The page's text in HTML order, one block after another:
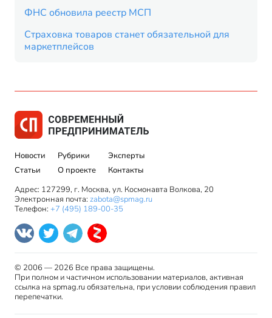
ФНС обновила реестр МСП
Страховка товаров станет обязательной для
маркетплейсов
Новости
Статьи
Рубрики
О проекте
Эксперты
Контакты
Адрес: 127299, г. Москва, ул. Космонавта Волкова, 20
Электронная почта: zabota@spmag.ru
Телефон: +7 (495) 189-00-35
© 2006 — 2026 Все права защищены.
При полном и частичном использовании материалов, активная
ссылка на spmag.ru обязательна, при условии соблюдения правил
перепечатки.